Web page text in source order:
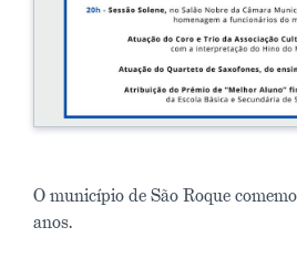
O município de São Roque
anos.